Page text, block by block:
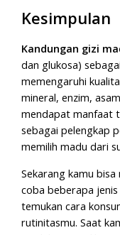
Kesimpulan
Kandungan gizi
dan glukosa)
memengaruhi
mineral, enzim,
mendapat manfaat
sebagai pelengkap
memilih madu dari
Sekarang kamu
coba beberapa
temukan cara
rutinitasmu. Saat